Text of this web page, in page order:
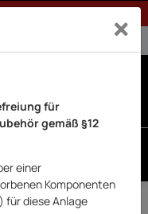
Exklusiv
für
gemäß §12
einer
Komponenten
für diese Anlage